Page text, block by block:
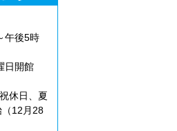
午後5時
日開館
休日、夏
12月28